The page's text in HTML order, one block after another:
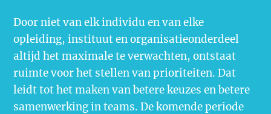
Door niet van elk individu en van elke
opleiding, instituut en organisatieonderdeel
altijd het maximale te verwachten, ontstaat
ruimte voor het stellen van prioriteiten. Dat
leidt tot het maken van betere keuzes en betere
samenwerking in teams. De komende periode